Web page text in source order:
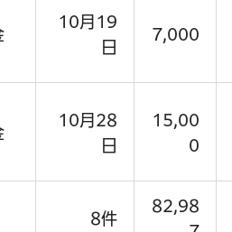
10月19
日
7,000
10月28
日
15,00
0
8件
82,98